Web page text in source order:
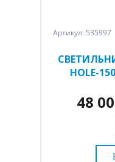
Артикул: 535997
HOLE-
48